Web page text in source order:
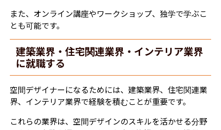
また、オンライン講座やワークショップ、独学で学ぶこ
とも可能です。
建築業界・住宅関連業界・インテリア業界
に就職する
空間デザイナーになるためには、建築業界、住宅関連業
界、インテリア業界で経験を積むことが重要です。
これらの業界は、空間デザインのスキルを活かせる分野